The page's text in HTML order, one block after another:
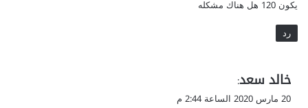
يكون 120 هل هناك مشكله
رد
ي
ق
خالد سعد:
20 مارس 2020 الساعة 2:44 م